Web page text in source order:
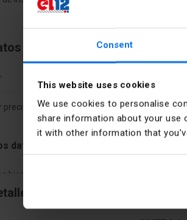
Consent
This website uses cookies
We use cookies to personalise
share information about your use
it with other information that
técnicos
preciso Amarillo
datos técnicos
biegunów
podłączeń 10 mm²
del fabricante